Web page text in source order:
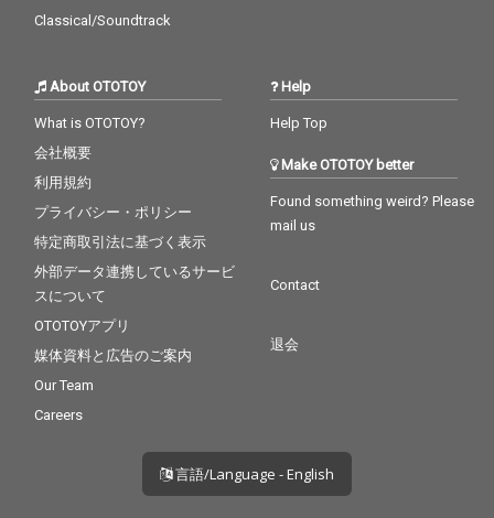
Classical/Soundtrack
About OTOTOY
What is OTOTOY?
会社概要
利用規約
プライバシー・ポリシー
特定商取引法に基づく表示
外部データ連携しているサービ
スについて
OTOTOYアプリ
媒体資料と広告のご案内
Our Team
Careers
Help
Help Top
Make OTOTOY better
Found something weird? Please
mail us
Contact
退会
言語/Language - English